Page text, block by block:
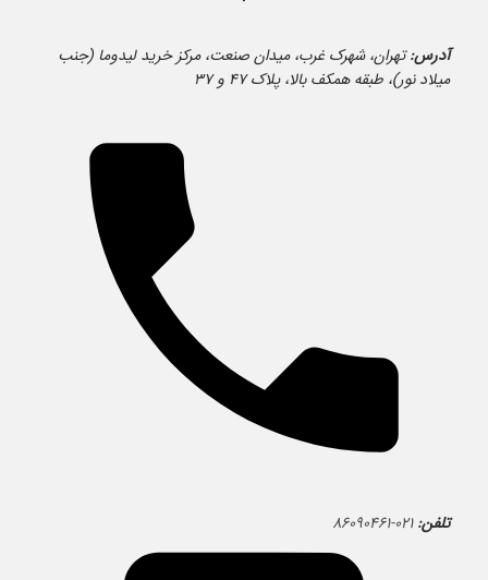
آدرس:تهران، شهرک غرب، میدان صنعت، مرکز خرید لیدوما (جنب
میلاد نور)، طبقه همکف بالا، پلاک ۴۷ و ۳۷
تلفن: ۰۲۱-۸۶۰۹۰۴۶۱